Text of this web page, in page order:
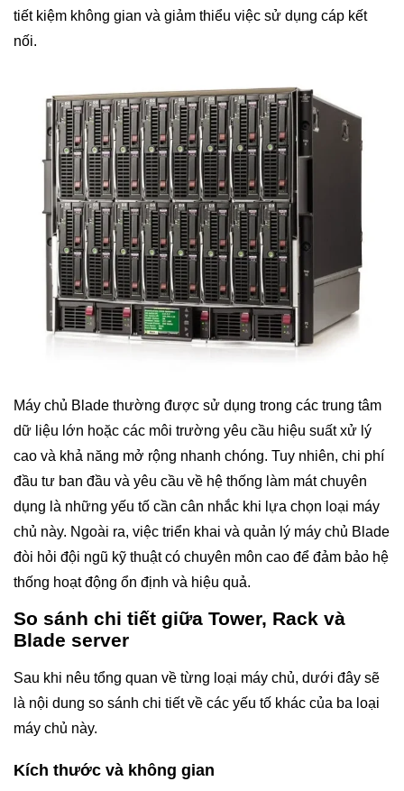
tiết kiệm không gian và giảm thiểu việc sử dụng cáp kết
nối.
Máy chủ Blade thường được sử dụng trong các trung tâm
dữ liệu lớn hoặc các môi trường yêu cầu hiệu suất xử lý
cao và khả năng mở rộng nhanh chóng. Tuy nhiên, chi phí
đầu tư ban đầu và yêu cầu về hệ thống làm mát chuyên
dụng là những yếu tố cần cân nhắc khi lựa chọn loại máy
chủ này. Ngoài ra, việc triển khai và quản lý máy chủ Blade
đòi hỏi đội ngũ kỹ thuật có chuyên môn cao để đảm bảo hệ
thống hoạt động ổn định và hiệu quả.
So sánh chi tiết giữa Tower, Rack và
Blade server
Sau khi nêu tổng quan về từng loại máy chủ, dưới đây sẽ
là nội dung so sánh chi tiết về các yếu tố khác của ba loại
máy chủ này.
Kích thước và không gian